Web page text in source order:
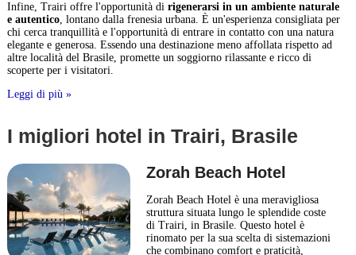
Infine, Trairi offre l'opportunità di rigenerarsi in un ambiente naturale
e autentico, lontano dalla frenesia urbana. È un'esperienza consigliata per
chi cerca tranquillità e l'opportunità di entrare in contatto con una natura
elegante e generosa. Essendo una destinazione meno affollata rispetto ad
altre località del Brasile, promette un soggiorno rilassante e ricco di
scoperte per i visitatori.
Leggi di più »
I migliori hotel in Trairi, Brasile
Zorah Beach Hotel
Zorah Beach Hotel è una meravigliosa
struttura situata lungo le splendide coste
di Trairi, in Brasile. Questo hotel è
rinomato per la sua scelta di sistemazioni
che combinano comfort e praticità,